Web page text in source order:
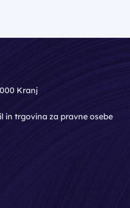
Kranj
in trgovina za pravne osebe